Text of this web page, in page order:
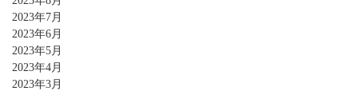
2023年7月
2023年6月
2023年5月
2023年4月
2023年3月